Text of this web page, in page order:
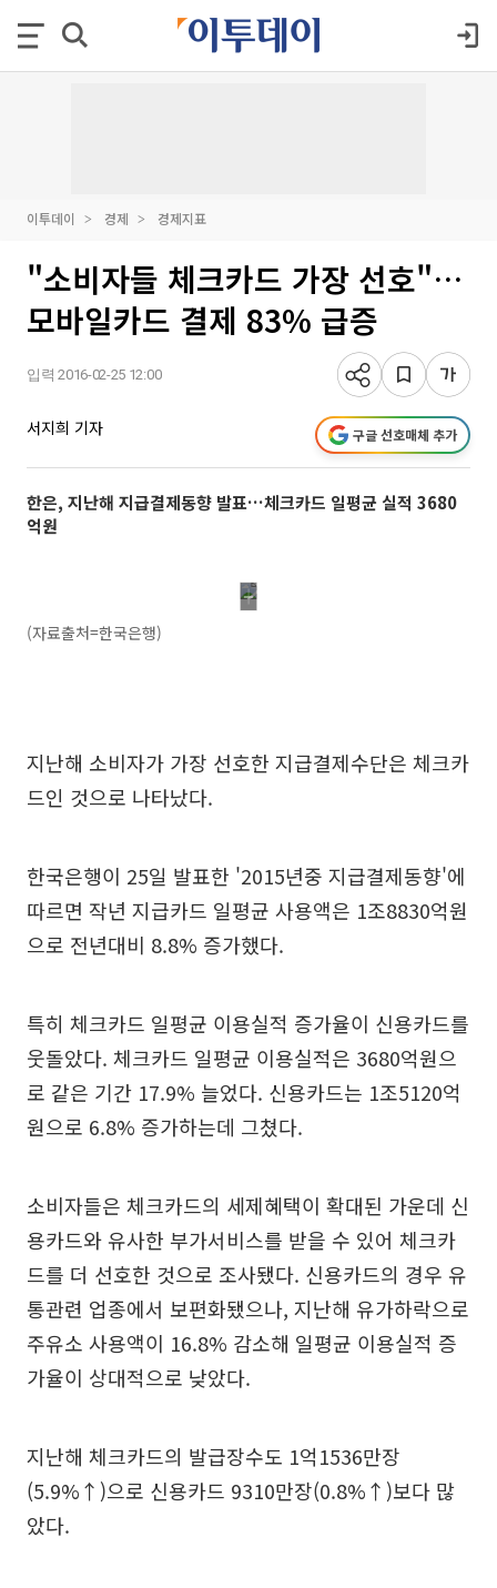
이투데이 경제 경제지표
"소비자들 체크카드 가장 선호"…
모바일카드 결제 83% 급증
입력 2016-02-25 12:00
서지희 기자 구글 선호매체 추가
한은, 지난해 지급결제동향 발표…체크카드 일평균 실적 3680
억원
(자료출처=한국은행)
지난해 소비자가 가장 선호한 지급결제수단은 체크카
드인 것으로 나타났다.
한국은행이 25일 발표한 '2015년중 지급결제동향'에
따르면 작년 지급카드 일평균 사용액은 1조8830억원
으로 전년대비 8.8% 증가했다.
특히 체크카드 일평균 이용실적 증가율이 신용카드를
웃돌았다. 체크카드 일평균 이용실적은 3680억원으
로 같은 기간 17.9% 늘었다. 신용카드는 1조5120억
원으로 6.8% 증가하는데 그쳤다.
소비자들은 체크카드의 세제혜택이 확대된 가운데 신
용카드와 유사한 부가서비스를 받을 수 있어 체크카
드를 더 선호한 것으로 조사됐다. 신용카드의 경우 유
통관련 업종에서 보편화됐으나, 지난해 유가하락으로
주유소 사용액이 16.8% 감소해 일평균 이용실적 증
가율이 상대적으로 낮았다.
지난해 체크카드의 발급장수도 1억1536만장
(5.9%↑)으로 신용카드 9310만장(0.8%↑)보다 많
았다.